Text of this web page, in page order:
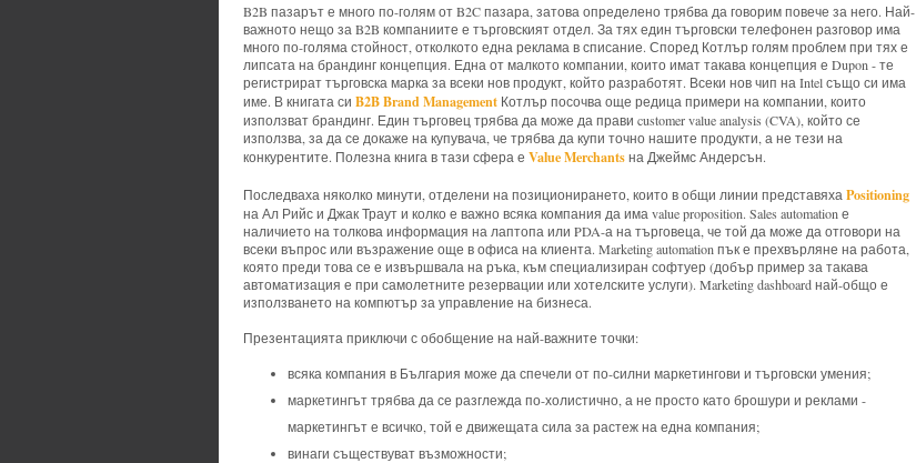
B2B пазарът е много по-голям от B2C пазара, затова определено трябва да говорим повече за него. Най-
важното нещо за B2B компаниите е търговският отдел. За тях един търговски телефонен разговор има
много по-голяма стойност, отколкото една реклама в списание. Според Котлър голям проблем при тях е
липсата на брандинг концепция. Една от малкото компании, които имат такава концепция е Dupon - те
регистрират търговска марка за всеки нов продукт, който разработят. Всеки нов чип на Intel също си има
име. В книгата си B2B Brand Management Котлър посочва още редица примери на компании, които
използват брандинг. Един търговец трябва да може да прави customer value analysis (CVA), който се
използва, за да се докаже на купувача, че трябва да купи точно нашите продукти, а не тези на
конкурентите. Полезна книга в тази сфера е Value Merchantsна Джеймс Андерсън.
Последваха няколко минути, отделени на позиционирането, които в общи линии представяха Positioning
на Ал Рийс и Джак Траут и колко е важно всяка компания да има value proposition. Sales automation е
наличието на толкова информация на лаптопа или PDA-а на търговеца, че той да може да отговори на
всеки въпрос или възражение още в офиса на клиента. Marketing automation пък е прехвърляне на работа,
която преди това се е извършвала на ръка, към специализиран софтуер (добър пример за такава
автоматизация е при самолетните резервации или хотелските услуги). Marketing dashboard най-общо е
използването на компютър за управление на бизнеса.
Презентацията приключи с обобщение на най-важните точки:
всяка компания в България може да спечели от по-силни маркетингови и търговски умения;
маркетингът трябва да се разглежда по-холистично, а не просто като брошури и реклами -
маркетингът е всичко, той е движещата сила за растеж на една компания;
винаги съществуват възможности;